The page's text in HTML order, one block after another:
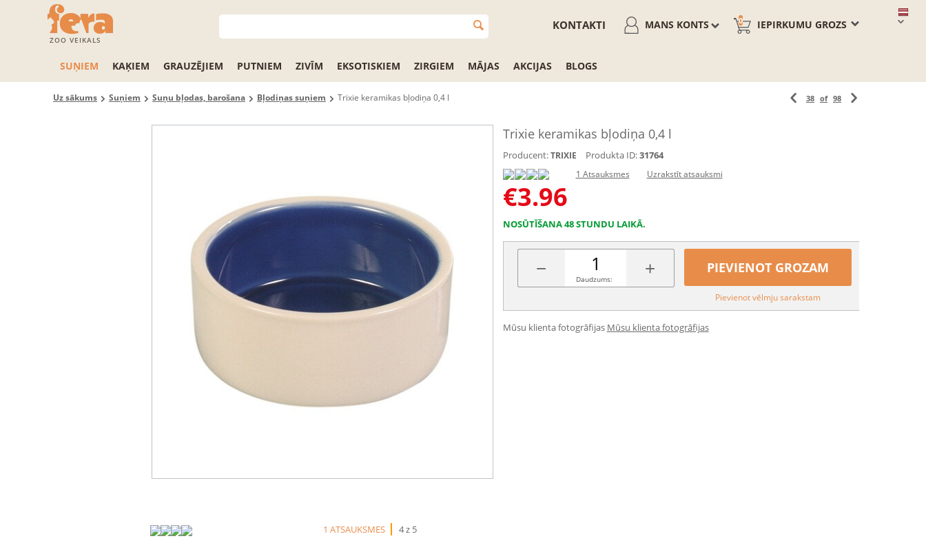
ZOO VEIKALS
IEPIRKUMU GROZS
0
MANS KONTS
KONTAKTI
SUŅIEM KAĶIEM GRAUZĒJIEM PUTNIEM ZIVĪM EKSOTISKIEM ZIRGIEM MĀJAS AKCIJAS BLOGS
Uz sākums Suņiem Suņu bļodas, barošana Bļodiņas suņiem Trixie keramikas bļodiņa 0,4 l 38 of 98
Trixie keramikas bļodiņa 0,4 l
Producent: TRIXIE Produkta ID:31764
1 Atsauksmes Uzrakstīt atsauksmi
€3.96
NOSŪTĪŠANA 48 STUNDU LAIKĀ.
− +
Daudzums:
PIEVIENOT GROZAM
Pievienot vēlmju sarakstam
Mūsu klienta fotogrāfijas Mūsu klienta fotogrāfijas
1 ATSAUKSMES 4 z 5